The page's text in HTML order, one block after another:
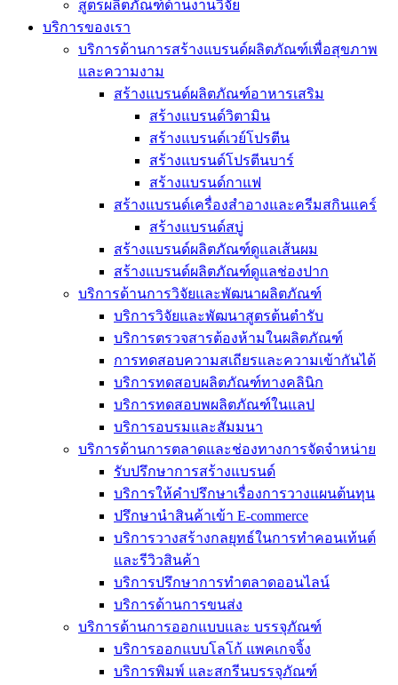
สูตรผลิตภัณฑ์ด้านงานวิจัย
บริการของเรา
บริการด้านการสร้างแบรนด์ผลิตภัณฑ์เพื่อสุขภาพ
และความงาม
สร้างแบรนด์ผลิตภัณฑ์อาหารเสริม
สร้างแบรนด์วิตามิน
สร้างแบรนด์เวย์โปรตีน
สร้างแบรนด์โปรตีนบาร์
สร้างแบรนด์กาแฟ
สร้างแบรนด์เครื่องสำอางและครีมสกินแคร์
สร้างแบรนด์สบู่
สร้างแบรนด์ผลิตภัณฑ์ดูแลเส้นผม
สร้างแบรนด์ผลิตภัณฑ์ดูแลช่องปาก
บริการด้านการวิจัยและพัฒนาผลิตภัณฑ์
บริการวิจัยและพัฒนาสูตรต้นตำรับ
บริการตรวจสารต้องห้ามในผลิตภัณฑ์
การทดสอบความสเถียรและความเข้ากันได้
บริการทดสอบผลิตภัณฑ์ทางคลินิก
บริการทดสอบพผลิตภัณฑ์ในแลป
บริการอบรมและสัมมนา
บริการด้านการตลาดและช่องทางการจัดจำหน่าย
รับปรึกษาการสร้างแบรนด์
บริการให้คำปรึกษาเรื่องการวางแผนต้นทุน
ปรึกษานำสินค้าเข้า E-commerce
บริการวางสร้างกลยุทธ์ในการทำคอนเท้นต์
และรีวิวสินค้า
บริการปรึกษาการทำตลาดออนไลน์
บริการด้านการขนส่ง
บริการด้านการออกแบบและ บรรจุภัณฑ์
บริการออกแบบโลโก้ แพคเกจจิ้ง
บริการพิมพ์ และสกรีนบรรจุภัณฑ์